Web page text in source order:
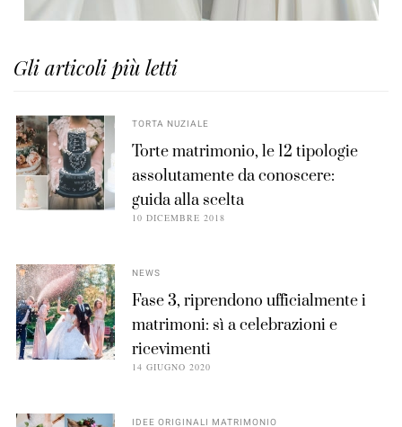
Gli articoli più letti
TORTA NUZIALE
Torte matrimonio, le 12 tipologie
assolutamente da conoscere:
guida alla scelta
10 DICEMBRE 2018
NEWS
Fase 3, riprendono ufficialmente i
matrimoni: sì a celebrazioni e
ricevimenti
14 GIUGNO 2020
IDEE ORIGINALI MATRIMONIO